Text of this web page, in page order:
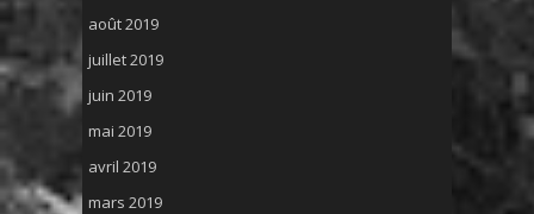
août 2019
juillet 2019
juin 2019
mai 2019
avril 2019
mars 2019